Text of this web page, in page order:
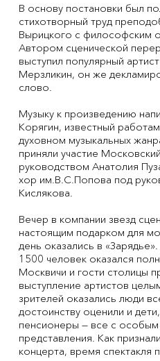
В основу постановки был
стихотворный труд
Вырицкого с философским
Автором сценической
выступил популярный
Мерзликин, он же
слово.
Музыку к произведению
Корягин, известный
духовном музыкальных
приняли участие
руководством Анатолия
хор им.В.С.Попова под
Кислякова.
Вечер в компании звезд
настоящим подарком для
день оказались в
1500 человек оказался
Москвичи и гости столицы
выступление артистов
зрителей оказались люди
достоинству оценили и
пенсионеры — все с
представления. Как
концерта, время спектакля